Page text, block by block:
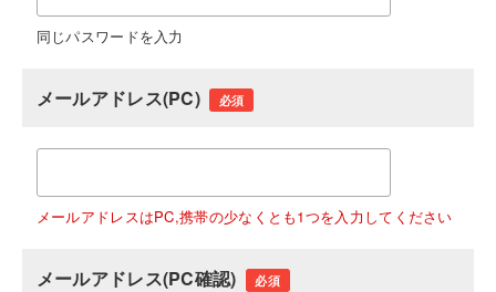
同じパスワードを入力
メールアドレス(PC) 必須
メールアドレスはPC,携帯の少なくとも1つを入力してください
メールアドレス(PC確認) 必須